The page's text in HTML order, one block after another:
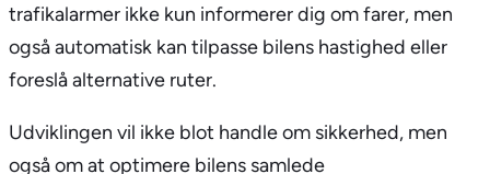
trafikalarmer ikke kun informerer dig om farer, men
også automatisk kan tilpasse bilens hastighed eller
foreslå alternative ruter.
Udviklingen vil ikke blot handle om sikkerhed, men
også om at optimere bilens samlede